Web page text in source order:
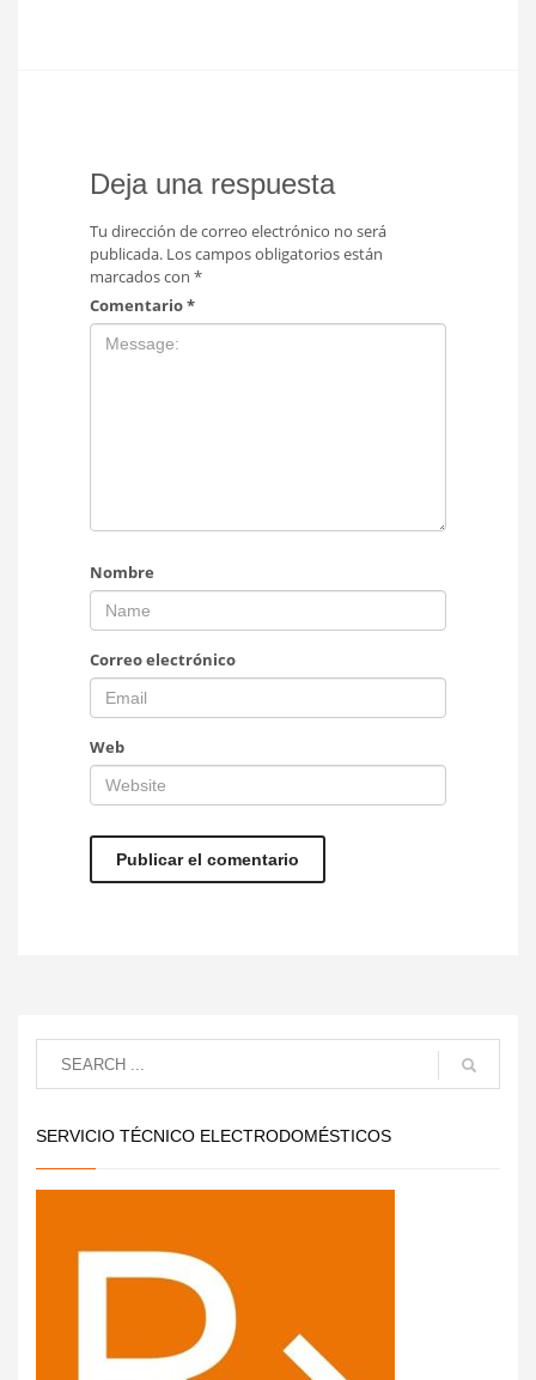
Deja una respuesta
Tu dirección de correo electrónico no será
publicada. Los campos obligatorios están
marcados con *
Comentario*
Nombre
Correo electrónico
Web
SERVICIO TÉCNICO ELECTRODOMÉSTICOS